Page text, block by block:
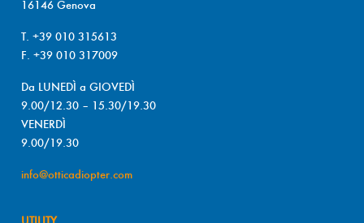
16146 Genova
T. +39 010 315613
F. +39 010 317009
Da LUNEDÌ a GIOVEDÌ
9.00/12.30 – 15.30/19.30
VENERDÌ
9.00/19.30
info@otticadiopter.com